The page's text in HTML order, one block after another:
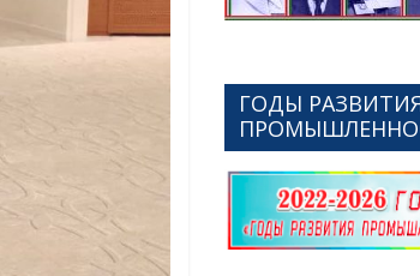
ГОДЫ